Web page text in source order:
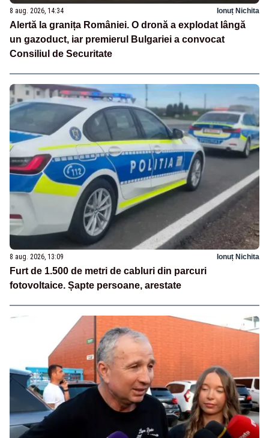
8 aug. 2026, 14:34 Ionuț Nichita
Alertă la granița României. O dronă a explodat lângă
un gazoduct, iar premierul Bulgariei a convocat
Consiliul de Securitate
8 aug. 2026, 13:09 Ionuț Nichita
Furt de 1.500 de metri de cabluri din parcuri
fotovoltaice. Șapte persoane, arestate